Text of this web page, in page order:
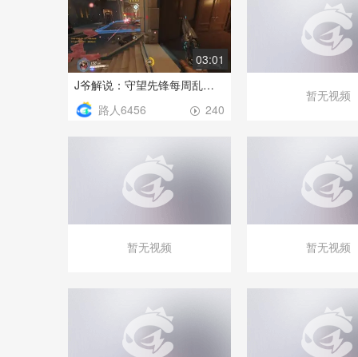
03:01
J爷解说：守望先锋每周乱斗 【美】防守反推车！女版寒冰队长！
240
路人6456